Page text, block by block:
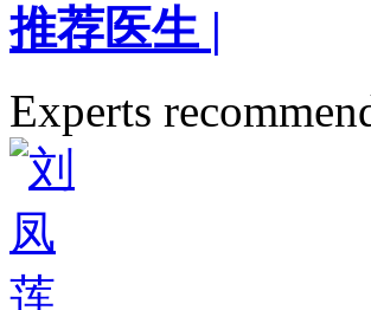
推荐医生 |
Experts